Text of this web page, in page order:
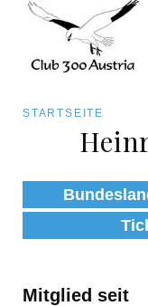
zum
Inhalt
STARTSEITE
Mitglied seit
Art/Species
Kategorie für